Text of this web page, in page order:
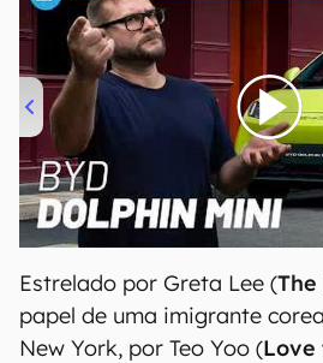
00:00/04:07
Estrelado por Greta Lee (
papel de uma imigrante
New York, por Teo Yoo (Love